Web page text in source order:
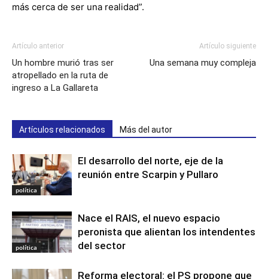
más cerca de ser una realidad”.
Artículo anterior
Un hombre murió tras ser
atropellado en la ruta de
ingreso a La Gallareta
Artículo siguiente
Una semana muy compleja
Artículos relacionados Más del autor
política
El desarrollo del norte, eje de la
reunión entre Scarpin y Pullaro
política
Nace el RAIS, el nuevo espacio
peronista que alientan los intendentes
del sector
Reforma electoral: el PS propone que